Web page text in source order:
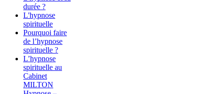
durée ?
L'hypnose
spirituelle
Pourquoi faire
de l’hypnose
spirituelle ?
L’hypnose
spirituelle au
Cabinet
MILTON